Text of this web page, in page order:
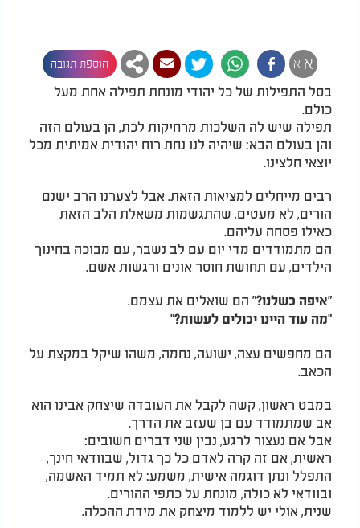
א א הוספת תגובה
בסל התפילות של כל יהודי מונחת תפילה אחת מעל
כולם.
תפילה שיש לה השלכות מרחיקות לכת, הן בעולם הזה
והן בעולם הבא: שיהיה לנו נחת רוח יהודית אמיתית מכל
יוצאי חלצינו.
רבים מייחלים למציאות הזאת. אבל לצערנו הרב ישנם
הורים, לא מעטים, שהתגשמות משאלת הלב הזאת
כאילו פסחה עליהם.
הם מתמודדים מדי יום עם לב נשבר, עם מבוכה בחינוך
הילדים, עם תחושת חוסר אונים ורגשות אשם.
"איפה כשלנו?" הם שואלים את עצמם.
"מה עוד היינו יכולים לעשות?"
הם מחפשים עצה, ישועה, נחמה, משהו שיקל במקצת על
הכאב.
במבט ראשון, קשה לקבל את העובדה שיצחק אבינו הוא
אב שמתמודד עם בן שעזב את הדרך.
אבל אם נעצור לרגע, נבין שני דברים חשובים:
ראשית, אם זה קרה לאדם כל כך גדול, שבוודאי חינך,
התפלל ונתן דוגמה אישית, משמע: לא תמיד האשמה,
ובוודאי לא כולה, מונחת על כתפי ההורים.
שנית, אולי יש ללמוד מיצחק את מידת ההכלה.